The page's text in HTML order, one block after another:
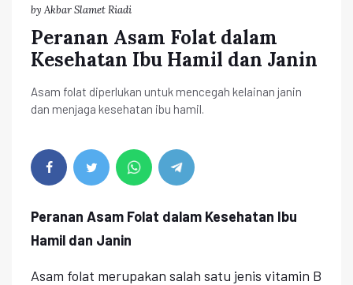
by Akbar Slamet Riadi
Peranan Asam Folat dalam
Kesehatan Ibu Hamil dan Janin
Asam folat diperlukan untuk mencegah kelainan janin
dan menjaga kesehatan ibu hamil.
Peranan Asam Folat dalam Kesehatan Ibu
Hamil dan Janin
Asam folat merupakan salah satu jenis vitamin B